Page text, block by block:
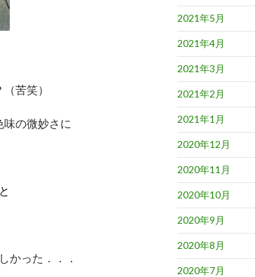
苦笑）
の微妙さに
かった．．．
2021年5月
2021年4月
2021年3月
2021年2月
2021年1月
2020年12月
2020年11月
2020年10月
2020年9月
2020年8月
2020年7月